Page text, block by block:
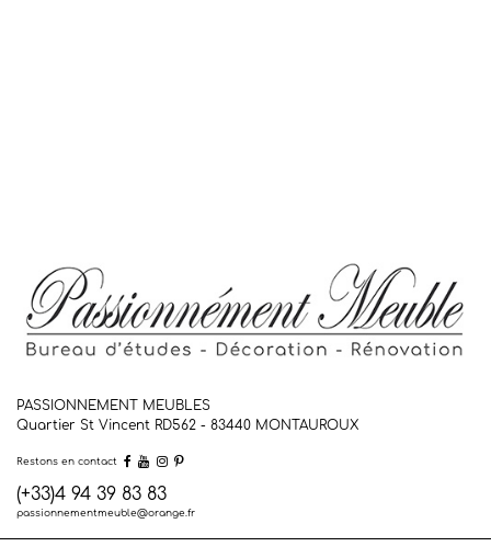
PASSIONNEMENT MEUBLES
Quartier St Vincent RD562 - 83440 MONTAUROUX
Restons en contact
(+33)4 94 39 83 83
passionnementmeuble@orange.fr